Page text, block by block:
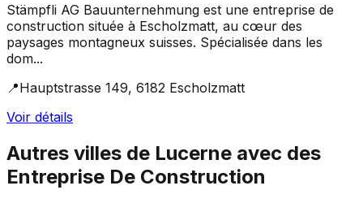
Stämpfli AG Bauunternehmung est une entreprise de
construction située à Escholzmatt, au cœur des
paysages montagneux suisses. Spécialisée dans les
dom...
📍Hauptstrasse 149, 6182 Escholzmatt
Voir détails
Autres villes de Lucerne avec des
Entreprise De Construction